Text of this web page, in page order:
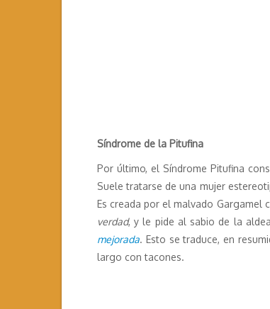
Síndrome de la Pitufina
Por último, el Síndrome Pitufina
Suele tratarse de una mujer
Es creada por el malvado Gargamel
verdad, y le pide al sabio de la
mejorada. Esto se traduce, en
largo con tacones.